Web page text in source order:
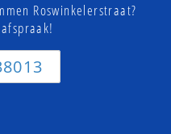
Roswinkelerstraat?